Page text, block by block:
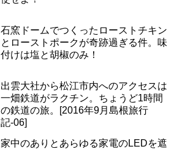
石窯ドームでつくったローストチキン
とローストポークが奇跡過ぎる件。味
付けは塩と胡椒のみ！
出雲大社から松江市内へのアクセスは
一畑鉄道がラクチン。ちょうど1時間
の鉄道の旅。[2016年9月島根旅行
記-06]
家中のありとあらゆる家電のLEDを遮